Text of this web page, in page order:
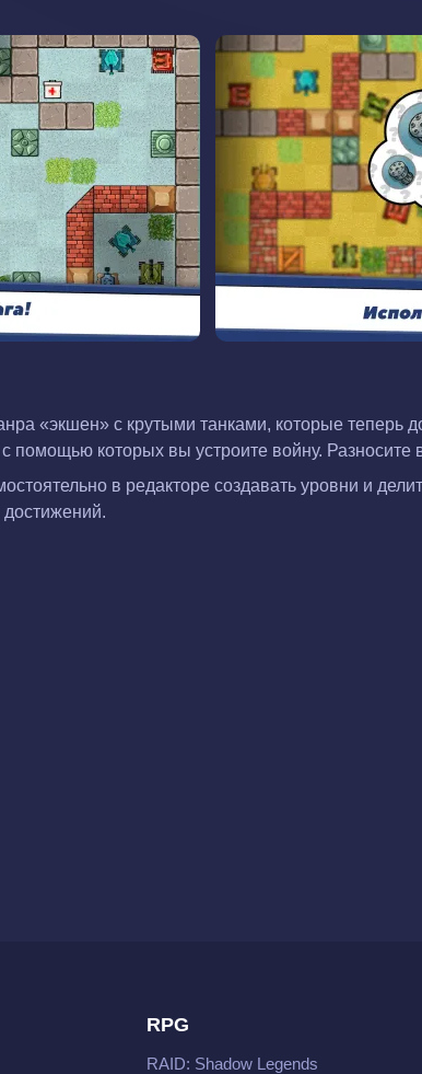
«экшен» с крутыми танками, которые
помощью которых вы устроите войну. Разносите
в редакторе создавать уровни и
RPG
RAID: Shadow Legends